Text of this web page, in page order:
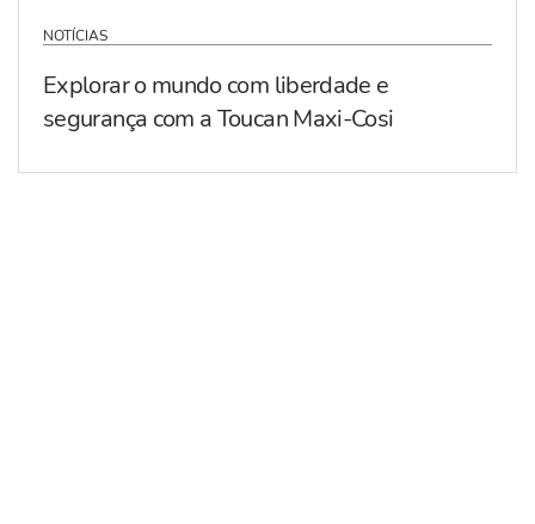
NOTÍCIAS
Explorar o mundo com liberdade e
segurança com a Toucan Maxi-Cosi